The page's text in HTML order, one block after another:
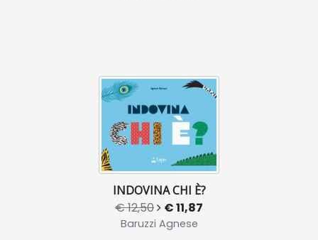
INDOVINA CHI È?
€ 12,50 € 11,87
Baruzzi Agnese